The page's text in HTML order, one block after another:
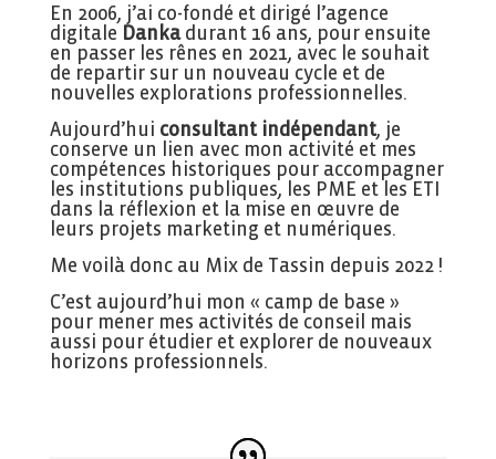
En 2006, j’ai co-fondé et dirigé l’agence
digitale Danka durant 16 ans, pour ensuite
en passer les rênes en 2021, avec le souhait
de repartir sur un nouveau cycle et de
nouvelles explorations professionnelles.
Aujourd’hui consultant indépendant, je
conserve un lien avec mon activité et mes
compétences historiques pour accompagner
les institutions publiques, les PME et les ETI
dans la réflexion et la mise en œuvre de
leurs projets marketing et numériques.
Me voilà donc au Mix de Tassin depuis 2022 !
C’est aujourd’hui mon « camp de base »
pour mener mes activités de conseil mais
aussi pour étudier et explorer de nouveaux
horizons professionnels.